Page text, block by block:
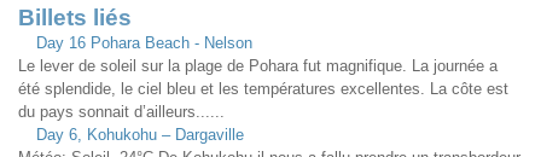
Billets liés
Day 16 Pohara Beach - Nelson
Le lever de soleil sur la plage de Pohara fut magnifique. La journée a
été splendide, le ciel bleu et les températures excellentes. La côte est
du pays sonnait d’ailleurs......
Day 6, Kohukohu – Dargaville